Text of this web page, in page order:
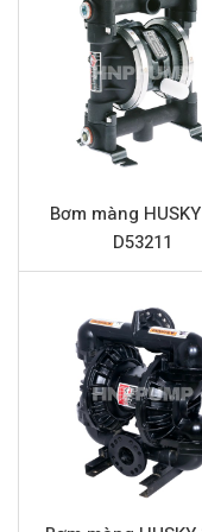
nhớt cao. Được
hợp với màng
Part 647075 là
nghiệp đòi hỏi sự
Thông số kỹ
Tên sản phẩm
Model
Loại bơm
Thương hiệu
Chất liệu thân bơm
Lưu lượng tối đa
Bơm màng
D53211